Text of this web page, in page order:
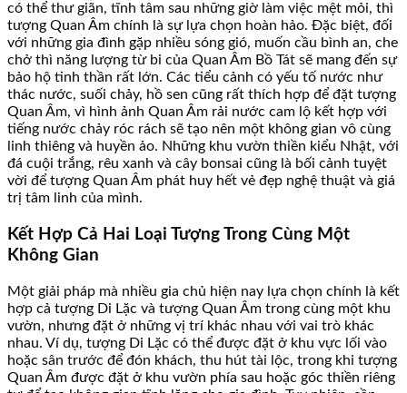
có thể thư giãn, tĩnh tâm sau những giờ làm việc mệt mỏi, thì
tượng Quan Âm chính là sự lựa chọn hoàn hảo. Đặc biệt, đối
với những gia đình gặp nhiều sóng gió, muốn cầu bình an, che
chở thì năng lượng từ bi của Quan Âm Bồ Tát sẽ mang đến sự
bảo hộ tinh thần rất lớn. Các tiểu cảnh có yếu tố nước như
thác nước, suối chảy, hồ sen cũng rất thích hợp để đặt tượng
Quan Âm, vì hình ảnh Quan Âm rải nước cam lộ kết hợp với
tiếng nước chảy róc rách sẽ tạo nên một không gian vô cùng
linh thiêng và huyền ảo. Những khu vườn thiền kiểu Nhật, với
đá cuội trắng, rêu xanh và cây bonsai cũng là bối cảnh tuyệt
vời để tượng Quan Âm phát huy hết vẻ đẹp nghệ thuật và giá
trị tâm linh của mình.
Kết Hợp Cả Hai Loại Tượng Trong Cùng Một
Không Gian
Một giải pháp mà nhiều gia chủ hiện nay lựa chọn chính là kết
hợp cả tượng Di Lặc và tượng Quan Âm trong cùng một khu
vườn, nhưng đặt ở những vị trí khác nhau với vai trò khác
nhau. Ví dụ, tượng Di Lặc có thể được đặt ở khu vực lối vào
hoặc sân trước để đón khách, thu hút tài lộc, trong khi tượng
Quan Âm được đặt ở khu vườn phía sau hoặc góc thiền riêng